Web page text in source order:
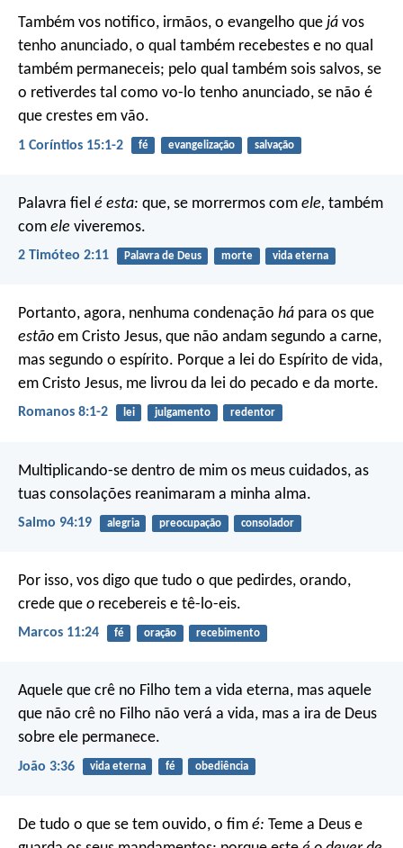
Também vos notifico, irmãos, o evangelho que já vos
tenho anunciado, o qual também recebestes e no qual
também permaneceis; pelo qual também sois salvos, se
o retiverdes tal como vo-lo tenho anunciado, se não é
que crestes em vão.
1 Coríntios 15:1-2 fé evangelização salvação
Palavra fiel é esta: que, se morrermos com ele, também
com ele viveremos.
2 Timóteo 2:11 Palavra de Deus morte vida eterna
Portanto, agora, nenhuma condenação há para os que
estão em Cristo Jesus, que não andam segundo a carne,
mas segundo o espírito. Porque a lei do Espírito de vida,
em Cristo Jesus, me livrou da lei do pecado e da morte.
Romanos 8:1-2 lei julgamento redentor
Multiplicando-se dentro de mim os meus cuidados, as
tuas consolações reanimaram a minha alma.
Salmo 94:19 alegria preocupação consolador
Por isso, vos digo que tudo o que pedirdes, orando,
crede que o recebereis e tê-lo-eis.
Marcos 11:24 fé oração recebimento
Aquele que crê no Filho tem a vida eterna, mas aquele
que não crê no Filho não verá a vida, mas a ira de Deus
sobre ele permanece.
João 3:36 vida eterna fé obediência
De tudo o que se tem ouvido, o fim é: Teme a Deus e